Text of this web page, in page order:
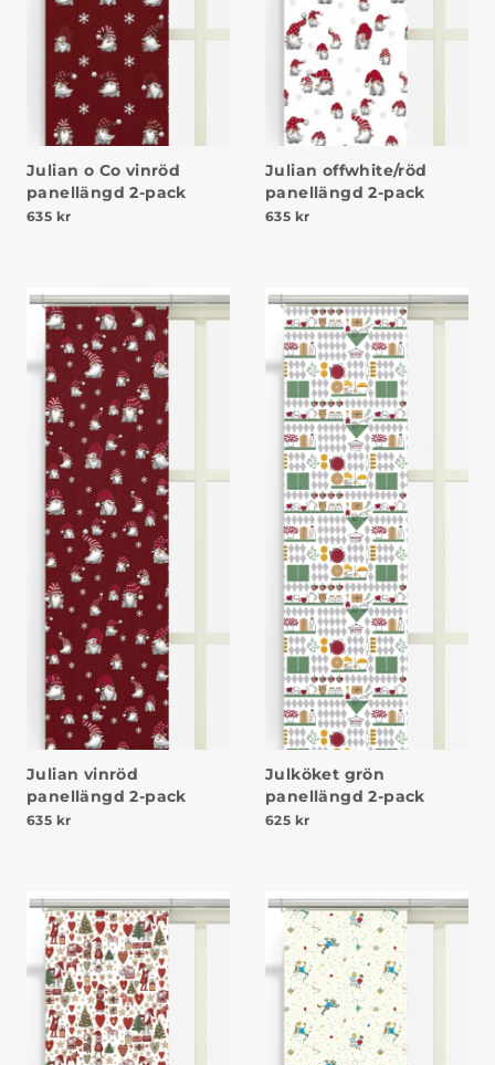
Julian o Co vinröd
panellängd 2-pack
635 kr
Julian offwhite/röd
panellängd 2-pack
635 kr
Julian vinröd
panellängd 2-pack
635 kr
Julköket grön
panellängd 2-pack
625 kr